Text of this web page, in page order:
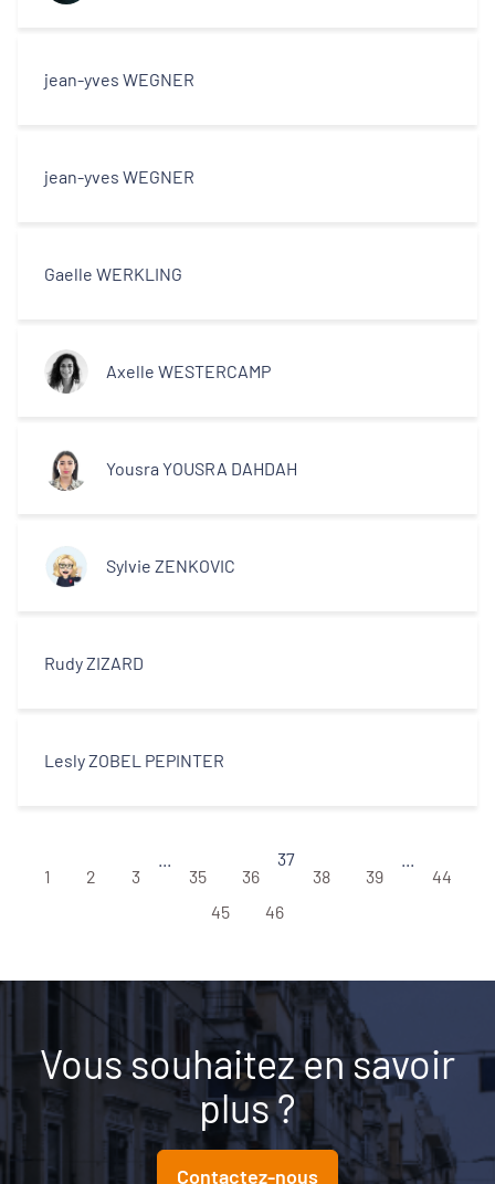
jean-yves WEGNER
jean-yves WEGNER
Gaelle WERKLING
Axelle WESTERCAMP
Yousra YOUSRA DAHDAH
Sylvie ZENKOVIC
Rudy ZIZARD
Lesly ZOBEL PEPINTER
1 2 3
35
36
37
38
39
44
45
46
Vous souhaitez en savoir
plus ?
Contactez-nous